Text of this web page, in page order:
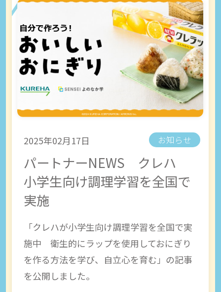
2025年02月17日 お知らせ
パートナーNEWS クレハ
小学生向け調理学習を全国で
実施
「クレハが小学生向け調理学習を全国で実
施中 衛生的にラップを使用しておにぎり
を作る方法を学び、自立心を育む」の記事
を公開しました。